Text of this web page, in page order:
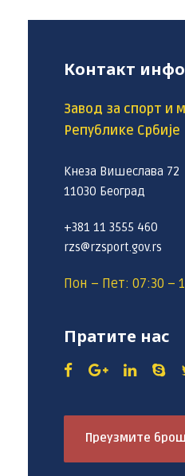
Контакт
Завод за спорт и
Републике Србије
Кнеза Вишеслава 72
11030 Београд
+381 11 3555 460
rzs@rzsport.gov.rs
Пон – Пет: 07:30 –
Пратите нас
Преузмите